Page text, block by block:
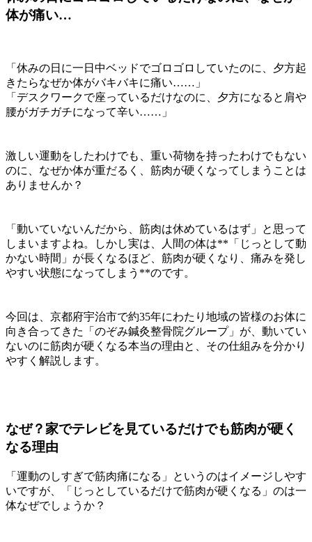
体が痛い…
「休みの日に一日中ベッドでゴロゴロしていたのに、夕方起
きたらなぜか体がバキバキに痛い……」
「デスクワークで座っているだけなのに、夕方になると肩や
腰がガチガチになって辛い……」
激しい運動をしたわけでも、重い荷物を持ったわけでもない
のに、なぜか体が重だるく、筋肉が硬くなってしまうことは
ありませんか？
「動いていないんだから、筋肉は休めているはず」と思って
しまいますよね。しかし実は、人間の体は**「じっとして動
かない時間」が長くなるほど、筋肉が硬くなり、痛みを発し
やすい状態になってしまう**のです。
今回は、京都府宇治市で約35年にわたり地域の皆様のお体に
向き合ってきた「のぞみ鍼灸整骨院グループ」が、動いてい
ないのに筋肉が硬くなる本当の理由と、その仕組みを分かり
やすく解説します。
なぜ？家でテレビを見ているだけでも筋肉が硬く
なる理由
「運動のしすぎで筋肉痛になる」というのはイメージしやす
いですが、「じっとしているだけで筋肉が硬くなる」のは一
体なぜでしょうか？